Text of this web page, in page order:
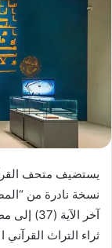
يستضيف متحف
نسخة نادرة من
ثراء التراث